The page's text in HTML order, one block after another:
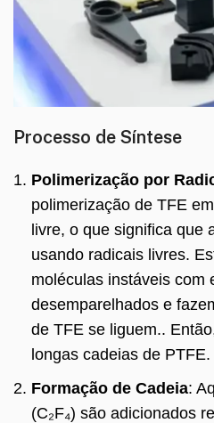
Processo de Síntese
Polimerização por
polimerização de TFE
livre, o que significa que
usando radicais livres.
moléculas instáveis ​​com
desemparelhados e
de TFE se liguem..
longas cadeias de PTFE.
Formação de Cadeia:
(C₂F₄) são adicionados